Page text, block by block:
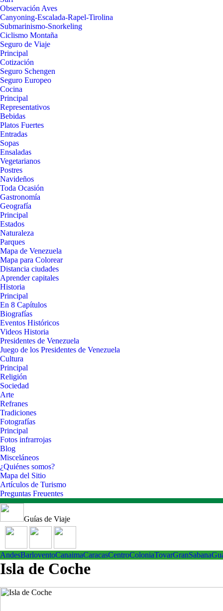
Observación Aves
Canyoning-Escalada-Rapel-Tirolina
Submarinismo-Snorkeling
Ciclismo Montaña
Seguro de Viaje
Principal
Cotización
Seguro Schengen
Seguro Europeo
Cocina
Principal
Representativos
Bebidas
Platos Fuertes
Entradas
Sopas
Ensaladas
Vegetarianos
Postres
Navideños
Toda Ocasión
Gastronomía
Geografía
Principal
Estados
Naturaleza
Parques
Mapa de Venezuela
Mapa para Colorear
Distancia ciudades
Aprender capitales
Historia
Principal
En 8 Capítulos
Biografías
Eventos Históricos
Videos Historia
Presidentes de Venezuela
Juego de los Presidentes de Venezuela
Cultura
Principal
Religión
Sociedad
Arte
Refranes
Tradiciones
Fotografías
Principal
Fotos infrarrojas
Blog
Misceláneos
¿Quiénes somos?
Mapa del Sitio
Artículos de Turismo
Preguntas Freuentes
Guías de Viaje
AndesBarloventoCanaimaCaracasCentroColoniaTovarGranSabana
Isla de Coche